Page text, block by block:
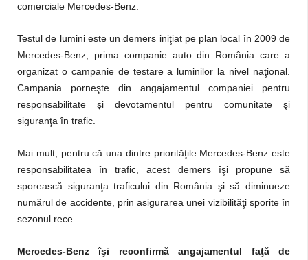
comerciale Mercedes-Benz.
Testul de lumini este un demers iniţiat pe plan local în 2009 de
Mercedes-Benz, prima companie auto din România care a
organizat o campanie de testare a luminilor la nivel naţional.
Campania porneşte din angajamentul companiei pentru
responsabilitate şi devotamentul pentru comunitate şi
siguranţa în trafic.
Mai mult, pentru că una dintre priorităţile Mercedes-Benz este
responsabilitatea în trafic, acest demers îşi propune să
sporească siguranţa traficului din România şi să diminueze
numărul de accidente, prin asigurarea unei vizibilităţi sporite în
sezonul rece.
Mercedes-Benz îşi reconfirmă angajamentul faţă de